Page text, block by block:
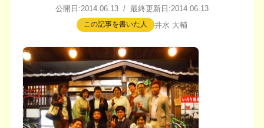
公開日:2014.06.13 / 最終更新日:2014.06.13
この記事を書いた人 井水 大輔